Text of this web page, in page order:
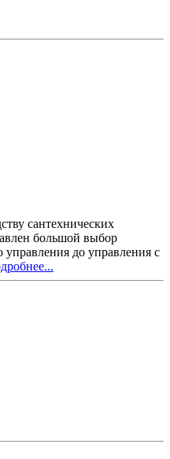
сантехнических
большой выбор
управления до управления с